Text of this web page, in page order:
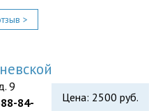
>
Цена: 2500 руб.
9
84-